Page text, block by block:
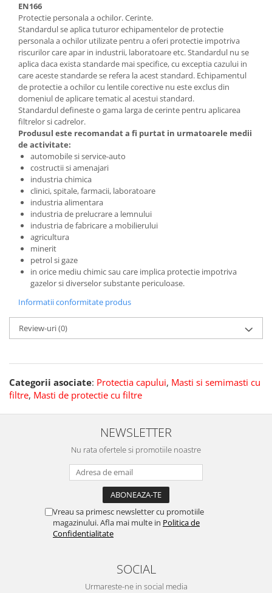
EN166
Protectie personala a ochilor. Cerinte.
Standardul se aplica tuturor echipamentelor de protectie
personala a ochilor utilizate pentru a oferi protectie impotriva
riscurilor care apar in industrii, laboratoare etc. Standardul nu se
aplica daca exista standarde mai specifice, cu exceptia cazului in
care aceste standarde se refera la acest standard. Echipamentul
de protectie a ochilor cu lentile corective nu este exclus din
domeniul de aplicare tematic al acestui standard.
Standardul defineste o gama larga de cerinte pentru aplicarea
filtrelor si cadrelor.
Produsul este recomandat a fi purtat in urmatoarele medii
de activitate:
automobile si service-auto
costructii si amenajari
industria chimica
clinici, spitale, farmacii, laboratoare
industria alimentara
industria de prelucrare a lemnului
industria de fabricare a mobilierului
agricultura
minerit
petrol si gaze
in orice mediu chimic sau care implica protectie impotriva
gazelor si diverselor substante periculoase.
Informatii conformitate produs
Review-uri(0)
Categorii asociate: Protectia capului, Masti si semimasti cu
filtre, Masti de protectie cu filtre
NEWSLETTER
Nu rata ofertele si promotiile noastre
Vreau sa primesc newsletter cu promotiile
magazinului. Afla mai multe in Politica de
Confidentialitate
SOCIAL
Urmareste-ne in social media